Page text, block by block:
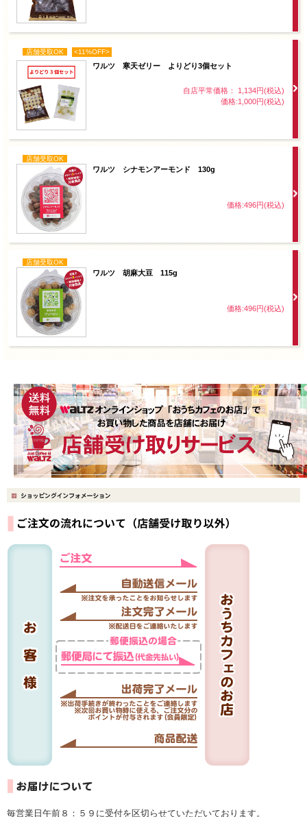
店舗受取OK <11%OFF>
ワルツ 寒天ゼリー よりどり3個セット
自店平常価格： 1,134円(税込)
価格:1,000円(税込)
店舗受取OK
ワルツ シナモンアーモンド 130g
価格:496円(税込)
店舗受取OK
ワルツ 胡麻大豆 115g
価格:496円(税込)
毎営業日午前８：５９に受付を区切らせていただいております。